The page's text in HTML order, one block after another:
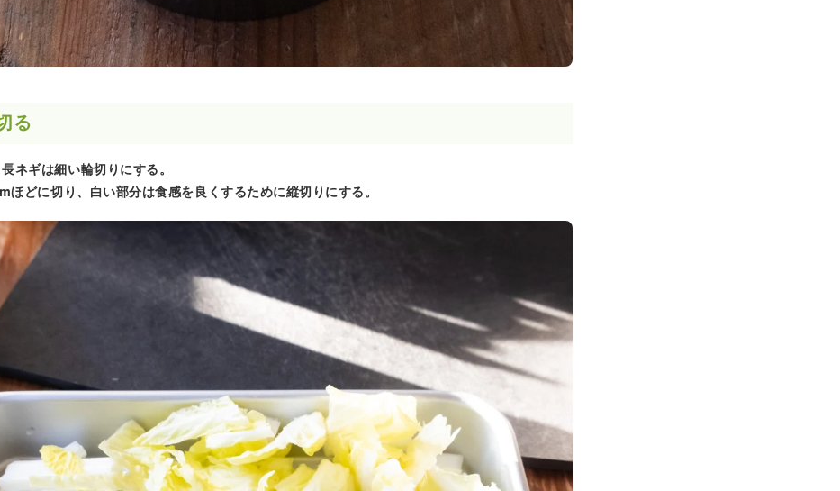
る
ネギは細い輪切りにする。
ほどに切り、白い部分は食感を良くするために縦切りにする。